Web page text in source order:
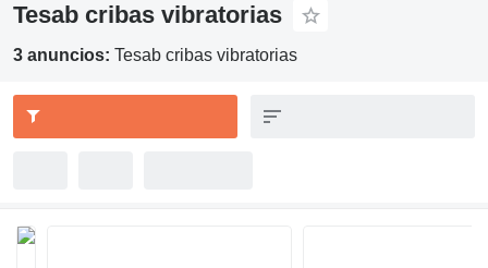
Tesab cribas vibratorias
3 anuncios: Tesab cribas vibratorias